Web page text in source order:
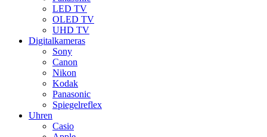
LED TV
OLED TV
UHD TV
Digitalkameras
Sony
Canon
Nikon
Kodak
Panasonic
Spiegelreflex
Uhren
Casio